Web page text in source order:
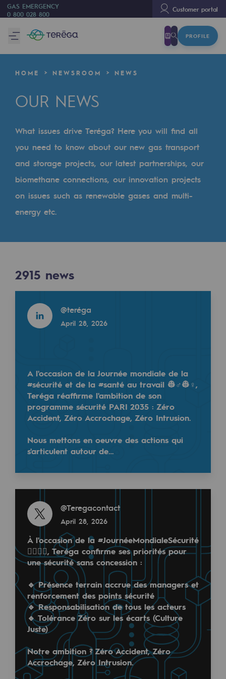
GAS EMERGENCY
0 800 028 800
Customer portal
PROFILE
We are
Teréga
Accelerator of energy transition
A local and European network
An adaptive and open organisation
An adaptive and open
Our culture and values
A certified organisation
Our organisation
Our organisation
Indicators
Institutional publications
Where to find us
Tomorrow's energies
Renewable gases and sustainable gases
Renewable gases and
Pyro-gasification and hydrothermal
Methanation
CO2 capture
Sustainable uses
CH4, H2 and CO2 consultation
Educational space
Educational space
HOME NEWSROOM NEWS
OUR NEWS
What issues drive Teréga? Here you will find all
you need to know about our new gas transport
and storage projects, our latest partnerships, our
biomethane connections, our innovation projects
on issues such as renewable gases and multi-
energy etc.
2915 NEWS
Read more
@teréga
Coup de projecteur de Placéco Béarn sur les
Read more
@teréga
February 20, 2026
La R&I chez Teréga, c'est quoi ? 🚀
Dans un monde en pleine mutation, où la
Chez Teréga, l'#inno…
2915 news
@teréga
April 28, 2026
A l'occasion de la Journée mondiale de la
#sécurité et de la #santé au travail 👷♂️👷♀️,
Teréga réaffirme l'ambition de son
programme sécurité PARI 2035 : Zéro
Accident, Zéro Accrochage, Zéro Intrusion.
Nous mettons en oeuvre des actions qui
s'articulent autour de…
@Teregacontact
April 28, 2026
À l'occasion de la #JournéeMondialeSécurité
👷‍♂️👷‍♀️, Teréga confirme ses priorités pour
une sécurité sans concession :
🔹 Présence terrain accrue des managers et
renforcement des points sécurité
🔹 Responsabilisation de tous les acteurs
🔹 Tolérance Zéro sur les écarts (Culture
Juste)
Notre ambition ? Zéro Accident, Zéro
Accrochage, Zéro Intrusion.